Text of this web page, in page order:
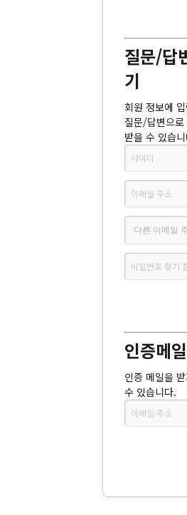
질문/답
기
회원 정보에
질문/답변으
받을 수 있습
인증메
인증 메일을
수 있습니다.